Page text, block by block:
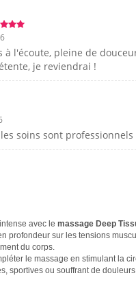
à l'écoute, pleine de
je reviendrai !
soins sont
avec le massage Deep
profondeur sur les tensions
du corps.
le massage en stimulant la
sportives ou souffrant de